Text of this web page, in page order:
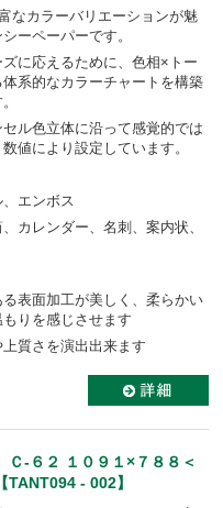
なカラーバリエーションが魅
ーペーパーです。
ズに応えるために、色相×トー
体系的なカラーチャートを構築
ル色立体に沿って感覚的では
値により設定しています。
エンボス
カレンダー、名刺、案内状、
る表面加工が美しく、柔らかい
りを感じさせます
上質さを演出出来ます
-６２ １０９１×７８８＜
TANT094 - 002】